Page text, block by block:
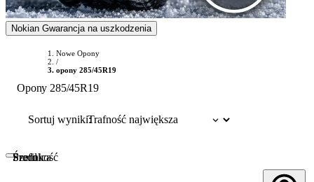
Nokian Gwarancja na uszkodzenia
Nowe Opony
/
opony 285/45R19
Opony 285/45R19
Sortuj wyniki:
Szerokość
Profil
Średnica